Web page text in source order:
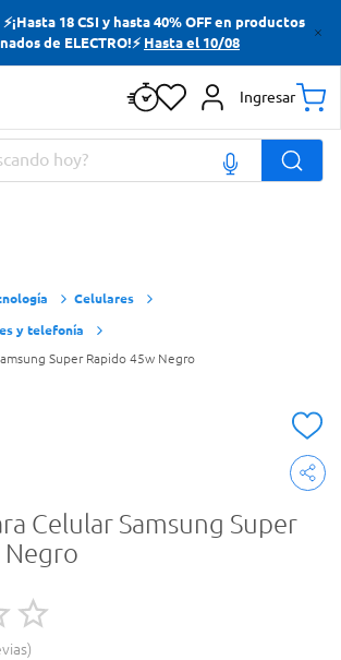
⚡¡Hasta 18 CSI y hasta 40% OFF en productos
de ELECTRO!⚡ Hasta el 10/08
Ingresar
hoy?
Celulares
y telefonía
Super Rapido 45w Negro
Celular Samsung Super
Negro
buscados
buscados